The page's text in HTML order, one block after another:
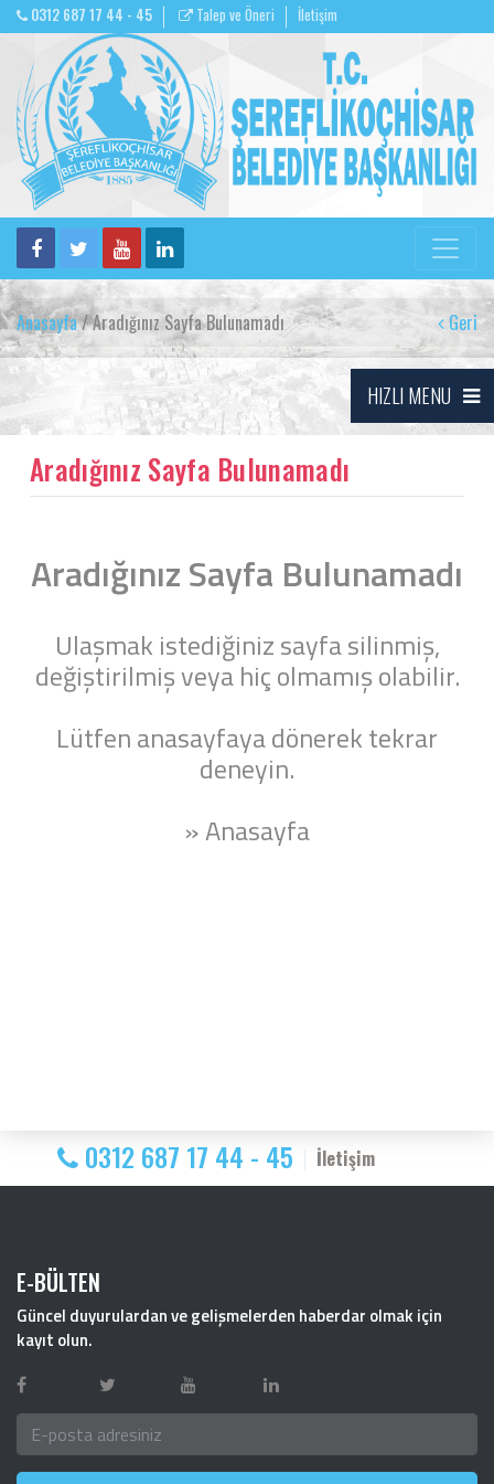
0312 687 17 44 - 45 Talep ve Öneri İletişim
Anasayfa/ Aradığınız Sayfa Bulunamadı Geri
HIZLI MENU
Aradığınız Sayfa Bulunamadı
Aradığınız Sayfa Bulunamadı
Ulaşmak istediğiniz sayfa silinmiş,
değiştirilmiş veya hiç olmamış olabilir.
Lütfen anasayfaya dönerek tekrar
deneyin.
» Anasayfa
0312 687 17 44 - 45 İletişim
E-BÜLTEN
Güncel duyurulardan ve gelişmelerden haberdar olmak için
kayıt olun.